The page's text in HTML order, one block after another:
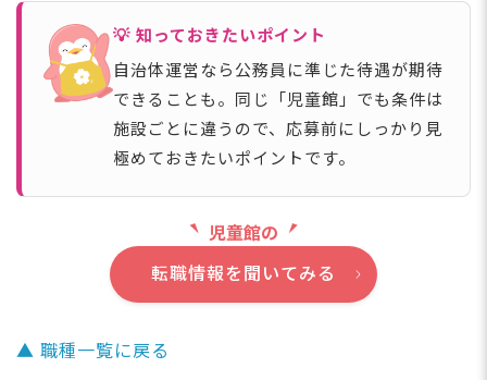
💡 知っておきたいポイント
自治体運営なら公務員に準じた待遇が期待
できることも。同じ「児童館」でも条件は
施設ごとに違うので、応募前にしっかり見
極めておきたいポイントです。
児童館の
転職情報を聞いてみる
▲ 職種一覧に戻る